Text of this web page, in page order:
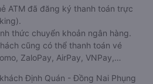
ATM đã đăng ký thanh toán trực
thức chuyển khoản ngân hàng.
cũng có thể thanh toán vé
ZaloPay, AirPay, VNPay,…
Định Quán - Đồng Nai Phụng